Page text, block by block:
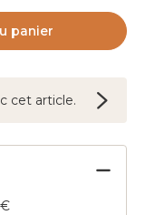
panier
cet article.